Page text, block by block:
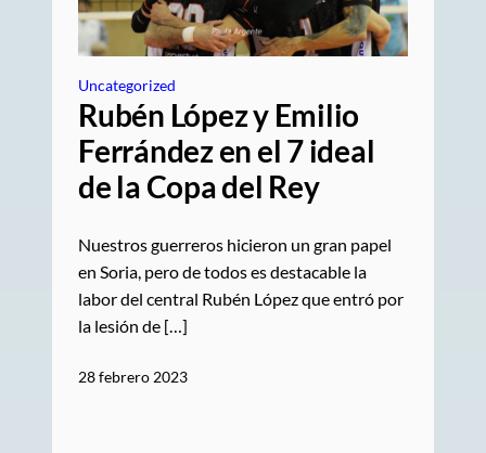
Uncategorized
Rubén López y Emilio
Ferrández en el 7 ideal
de la Copa del Rey
Nuestros guerreros hicieron un gran papel
en Soria, pero de todos es destacable la
labor del central Rubén López que entró por
la lesión de […]
28 febrero 2023